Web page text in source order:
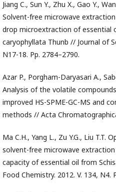
Jiang C., Sun Y., Zhu X., Gao Y.,
Solvent-free microwave
drop microextraction of essential
caryophyllata Thunb // Journal of
N17-18. Pp. 2784–2790.
Azar P., Porgham-Daryasari A.,
Analysis of the volatile
improved HS-SPME-GC-MS and
methods // Acta
Ma C.H., Yang L., Zu Y.G., Liu
solvent-free microwave
capacity of essential oil from
Food Chemistry. 2012. V. 134, N4.